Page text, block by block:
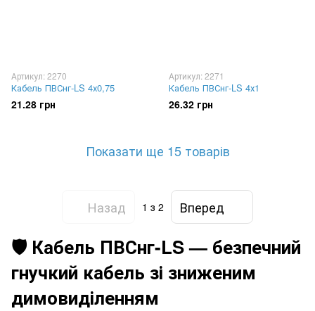
Артикул: 2270
Кабель ПВСнг-LS 4х0,75
21.28 грн
Артикул: 2271
Кабель ПВСнг-LS 4х1
26.32 грн
Показати ще 15 товарів
Назад 1 з 2 Вперед
🛡️ Кабель ПВСнг-LS — безпечний
гнучкий кабель зі зниженим
димовиділенням